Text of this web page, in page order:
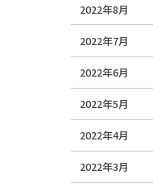
2022年8月
2022年7月
2022年6月
2022年5月
2022年4月
2022年3月